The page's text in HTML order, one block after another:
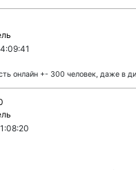
онлайн +- 300 человек, даже в